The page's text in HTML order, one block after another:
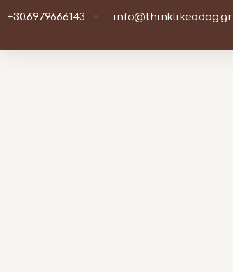
+30.6979666143 info@thinklikeadog.gr